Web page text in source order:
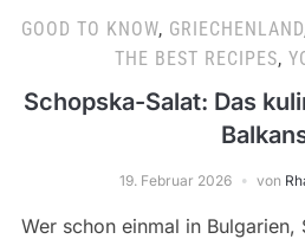
GOOD TO KNOW, GRIECHENLAND
THE BEST RECIPES,
Schopska-Salat: Das
19. Februar 2026 von
Wer schon einmal in Bulgarien,